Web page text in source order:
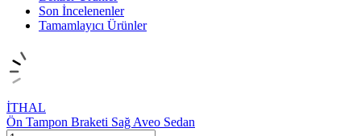
Son İncelenenler
Tamamlayıcı Ürünler
İTHAL
Ön Tampon Braketi Sağ Aveo Sedan